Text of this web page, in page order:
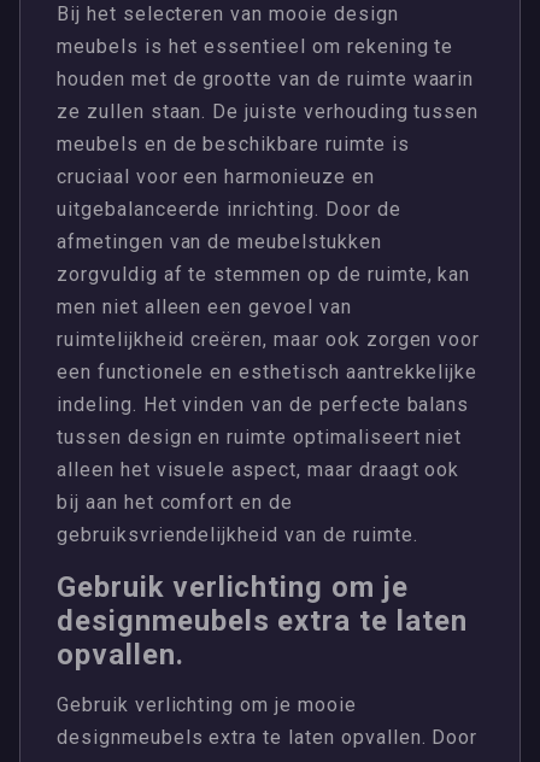
Bij het selecteren van mooie design
meubels is het essentieel om rekening te
houden met de grootte van de ruimte waarin
ze zullen staan. De juiste verhouding tussen
meubels en de beschikbare ruimte is
cruciaal voor een harmonieuze en
uitgebalanceerde inrichting. Door de
afmetingen van de meubelstukken
zorgvuldig af te stemmen op de ruimte, kan
men niet alleen een gevoel van
ruimtelijkheid creëren, maar ook zorgen voor
een functionele en esthetisch aantrekkelijke
indeling. Het vinden van de perfecte balans
tussen design en ruimte optimaliseert niet
alleen het visuele aspect, maar draagt ook
bij aan het comfort en de
gebruiksvriendelijkheid van de ruimte.
Gebruik verlichting om je
designmeubels extra te laten
opvallen.
Gebruik verlichting om je mooie
designmeubels extra te laten opvallen. Door